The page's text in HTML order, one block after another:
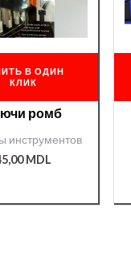
В ОДИН
КЛИК
ромб
инструментов
MDL